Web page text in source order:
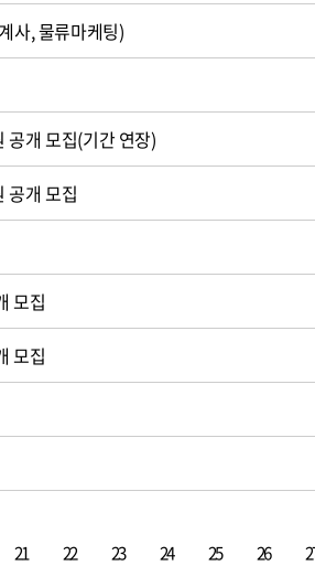
사, 물류마케팅)
공개 모집(기간 연장)
공개 모집
모집
모집
21 22 23 24 25 26